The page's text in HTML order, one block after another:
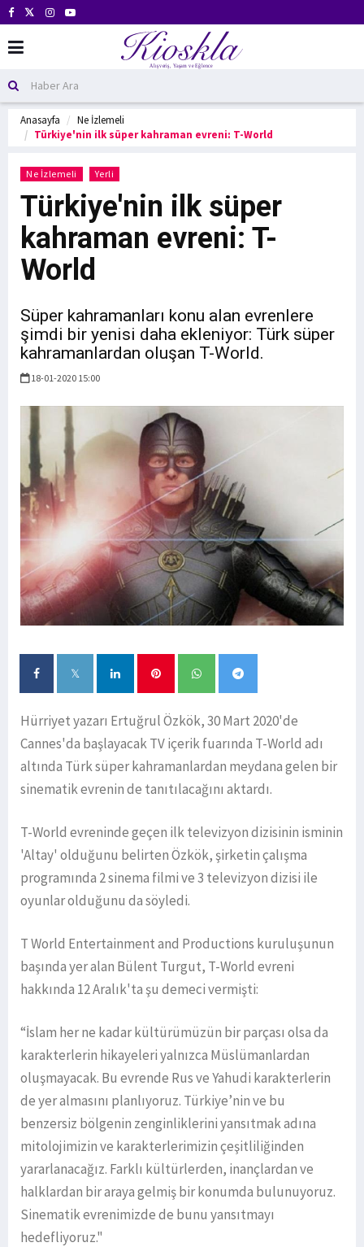
Anasayfa
Ne İzlemeli
Türkiye'nin ilk süper kahraman evreni: T-World
Ne İzlemeli Yerli
Türkiye'nin ilk süper
kahraman evreni: T-
World
Süper kahramanları konu alan evrenlere
şimdi bir yenisi daha ekleniyor: Türk süper
kahramanlardan oluşan T-World.
18-01-2020 15:00
Hürriyet yazarı Ertuğrul Özkök, 30 Mart 2020'de
Cannes'da başlayacak TV içerik fuarında T-World adı
altında Türk süper kahramanlardan meydana gelen bir
sinematik evrenin de tanıtılacağını aktardı.
T-World evreninde geçen ilk televizyon dizisinin isminin
'Altay' olduğunu belirten Özkök, şirketin çalışma
programında 2 sinema filmi ve 3 televizyon dizisi ile
oyunlar olduğunu da söyledi.
T World Entertainment and Productions kuruluşunun
başında yer alan Bülent Turgut, T-World evreni
hakkında 12 Aralık'ta şu demeci vermişti:
“İslam her ne kadar kültürümüzün bir parçası olsa da
karakterlerin hikayeleri yalnızca Müslümanlardan
oluşmayacak. Bu evrende Rus ve Yahudi karakterlerin
de yer almasını planlıyoruz. Türkiye’nin ve bu
benzersiz bölgenin zenginliklerini yansıtmak adına
mitolojimizin ve karakterlerimizin çeşitliliğinden
yararlanacağız. Farklı kültürlerden, inançlardan ve
halklardan bir araya gelmiş bir konumda bulunuyoruz.
Sinematik evrenimizde de bunu yansıtmayı
hedefliyoruz."